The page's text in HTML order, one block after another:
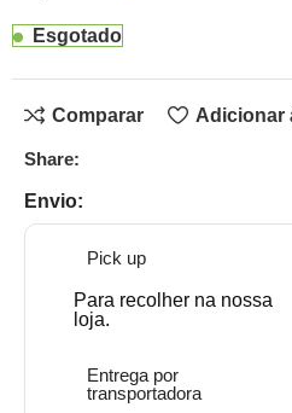
Esgotado
Comparar Adicionar
Share:
Envio:
Pick up
Para recolher na nossa
loja.
Entrega por
transportadora